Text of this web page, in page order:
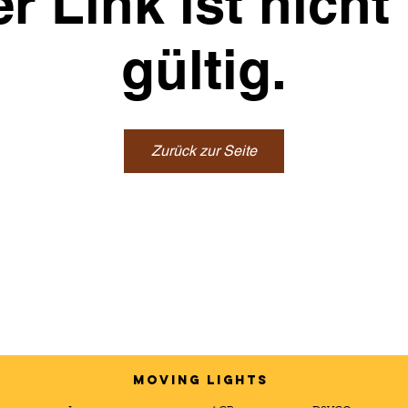
gültig.
Zurück zur Seite
MOVING LIGHTS